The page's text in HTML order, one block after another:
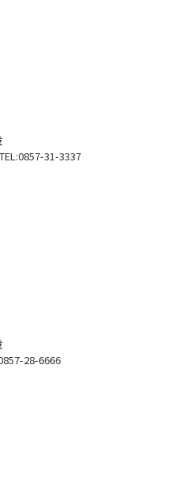
TEL:0857-31-3337
28-6666